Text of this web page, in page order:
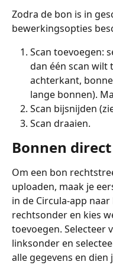
Zodra de bon is in
bewerkingsopties
Scan toevoegen:
dan één scan wilt
achterkant,
lange bonnen).
Scan bijsnijden
Scan draaien.
Bonnen
Om een bon
uploaden, maak je
in de Circula-app
rechtsonder en kies
toevoegen. Selecteer
linksonder en
alle gegevens en dien